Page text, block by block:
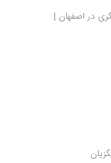
مروری بر ماجراجو در اصفهان؛ جاذبه‌های گردشگری در اصفهان |